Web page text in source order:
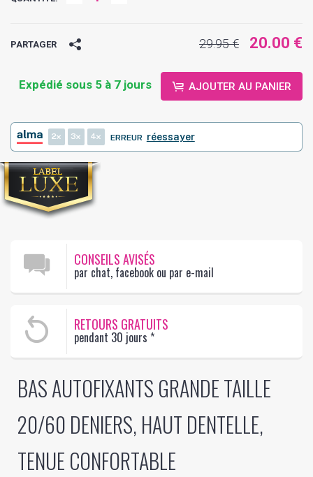
PARTAGER 29.95 € 20.00 €
Expédié sous 5 à 7 jours AJOUTER AU PANIER
2 3 4 ERREUR réessayer
CONSEILS AVISÉS
par chat, facebook ou par e-mail
RETOURS GRATUITS
pendant 30 jours *
BAS AUTOFIXANTS GRANDE TAILLE
20/60 DENIERS, HAUT DENTELLE,
TENUE CONFORTABLE